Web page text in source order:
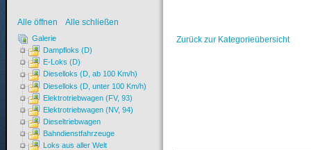
Zurück zur Kategorieübersicht
Alle öffnen Alle schließen
Galerie
Dampfloks (D)
E-Loks (D)
Dieselloks (D, ab 100 Km/h)
Dieselloks (D, unter 100 Km/h)
Elektrotriebwagen (FV, 93)
Elektrotriebwagen (NV, 94)
Dieseltriebwagen
Bahndienstfahrzeuge
Loks aus aller Welt